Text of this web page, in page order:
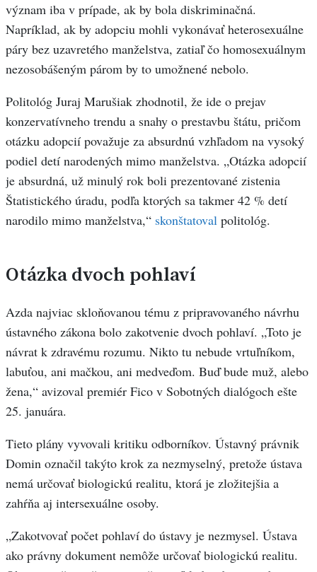
význam iba v prípade, ak by bola diskriminačná.
Napríklad, ak by adopciu mohli vykonávať heterosexuálne
páry bez uzavretého manželstva, zatiaľ čo homosexuálnym
nezosobášeným párom by to umožnené nebolo.
Politológ Juraj Marušiak zhodnotil, že ide o prejav
konzervatívneho trendu a snahy o prestavbu štátu, pričom
otázku adopcií považuje za absurdnú vzhľadom na vysoký
podiel detí narodených mimo manželstva. „Otázka adopcií
je absurdná, už minulý rok boli prezentované zistenia
Štatistického úradu, podľa ktorých sa takmer 42 % detí
narodilo mimo manželstva,“ skonštatoval politológ.
Otázka dvoch pohlaví
Azda najviac skloňovanou tému z pripravovaného návrhu
ústavného zákona bolo zakotvenie dvoch pohlaví. „Toto je
návrat k zdravému rozumu. Nikto tu nebude vrtuľníkom,
labuťou, ani mačkou, ani medveďom. Buď bude muž, alebo
žena,“ avizoval premiér Fico v Sobotných dialógoch ešte
25. januára.
Tieto plány vyvovali kritiku odborníkov. Ústavný právnik
Domin označil takýto krok za nezmyselný, pretože ústava
nemá určovať biologickú realitu, ktorá je zložitejšia a
zahŕňa aj intersexuálne osoby.
„Zakotvovať počet pohlaví do ústavy je nezmysel. Ústava
ako právny dokument nemôže určovať biologickú realitu.